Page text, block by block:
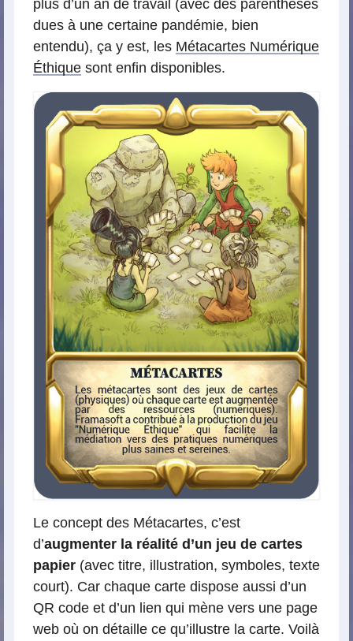
plus d’un an de travail (avec des parenthèses
dues à une certaine pandémie, bien
entendu), ça y est, les Métacartes Numérique
Éthique sont enfin disponibles.
Le concept des Métacartes, c’est
d’augmenter la réalité d’un jeu de cartes
papier (avec titre, illustration, symboles, texte
court). Car chaque carte dispose aussi d’un
QR code et d’un lien qui mène vers une page
web où on détaille ce qu’illustre la carte. Voilà